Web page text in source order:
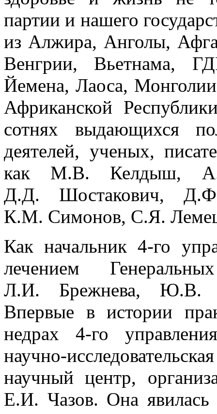
партии и нашего
из Алжира, Анголы,
Венгрии, Вьетнама,
Йемена, Лаоса,
Африканской
сотнях выдающихся
деятелей, ученых,
как М.В. Келдыш,
Д.Д. Шостакович,
К.М. Симонов, С.Я.
Как начальник 4-го
лечением
Л.И. Брежнева, Ю.В.
Впервые в истории
недрах 4-го
научно-
научный центр,
Е.И. Чазов. Она явилась